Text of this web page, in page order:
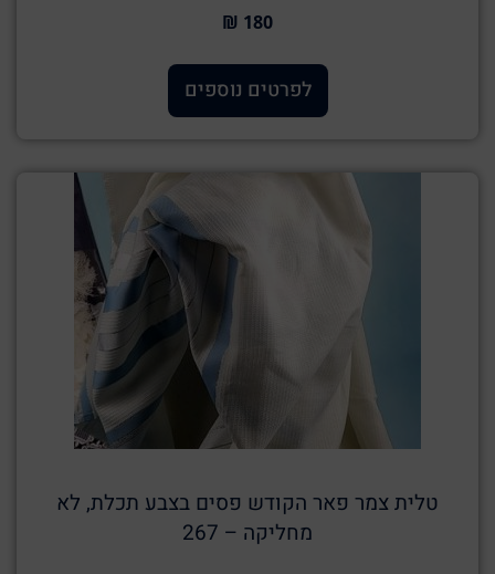
180 ₪
לפרטים נוספים
טלית צמר פאר הקודש פסים בצבע תכלת, לא
מחליקה – 267